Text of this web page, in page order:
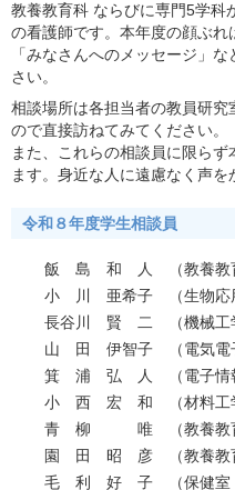
教養教育科 ならびに専門5学科
の看護師です。本年度の顔ぶれ
「みなさんへのメッセージ」な
さい。
相談場所は各担当者の教員研
ので直接訪ねてみてください。
また、これらの相談員に限ら
ます。身近な人に遠慮なく声を
令和８年度学生相談員
飯 島 和 人 （教養教育
小 川 亜希子 （生物応用
長谷川 賢 二 （機械工
山 田 伊智子 （電気電子
箕 浦 弘 人 （電子情報
小 西 宏 和 （材料工学
青 柳 唯 （教養教育
園 田 昭 彦 （教養教育
毛 利 好 子 （保健室・